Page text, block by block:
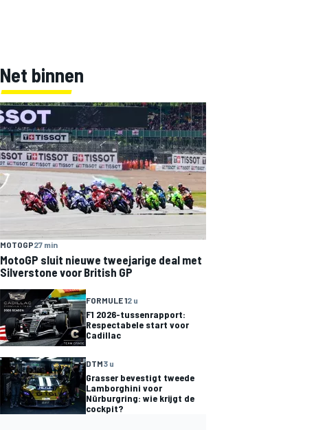
Net binnen
MOTOGP27 min
MotoGP sluit nieuwe tweejarige deal met
Silverstone voor British GP
FORMULE 12 u
F1 2026-tussenrapport:
Respectabele start voor
Cadillac
DTM3 u
Grasser bevestigt tweede
Lamborghini voor
Nürburgring: wie krijgt de
cockpit?